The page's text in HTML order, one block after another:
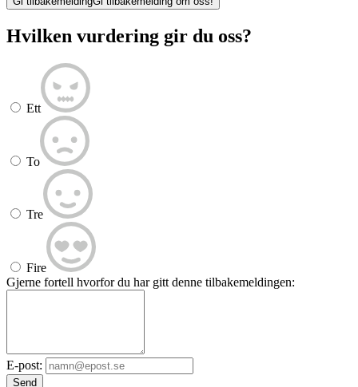
Hvilken vurdering gir du oss?
Ett
To
Tre
Fire
Gjerne fortell hvorfor du har gitt denne tilbakemeldingen:
E-post:
Send